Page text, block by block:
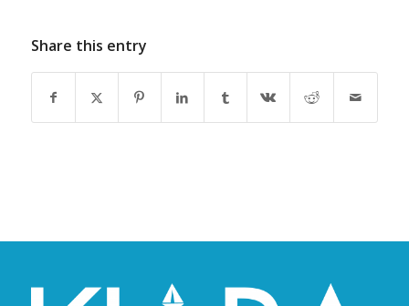
Share this entry